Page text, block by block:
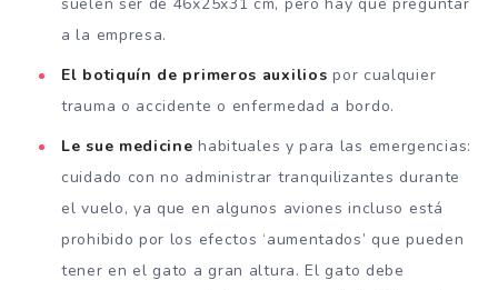
a la empresa.
El botiquín de primeros auxilios por cualquier
trauma o accidente o enfermedad a bordo.
Le sue medicine habituales y para las emergencias:
cuidado con no administrar tranquilizantes durante
el vuelo, ya que en algunos aviones incluso está
prohibido por los efectos ‘aumentados’ que pueden
tener en el gato a gran altura. El gato debe